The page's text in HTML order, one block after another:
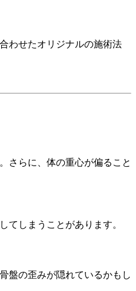
わせたオリジナルの施術法
さらに、体の重心が偏ること
てしまうことがあります。
盤の歪みが隠れているかもし